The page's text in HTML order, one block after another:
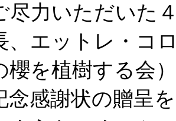
尽力いただいた
、エットレ・コ
櫻を植樹する会
念感謝状の贈呈